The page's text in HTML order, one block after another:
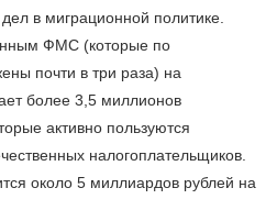
в миграционной политике.
ФМС (которые по
почти в три раза) на
более 3,5 миллионов
активно пользуются
налогоплательщиков.
около 5 миллиардов рублей на